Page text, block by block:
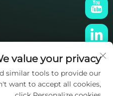
value your privacy
similar tools to provide our
want to accept all cookies,